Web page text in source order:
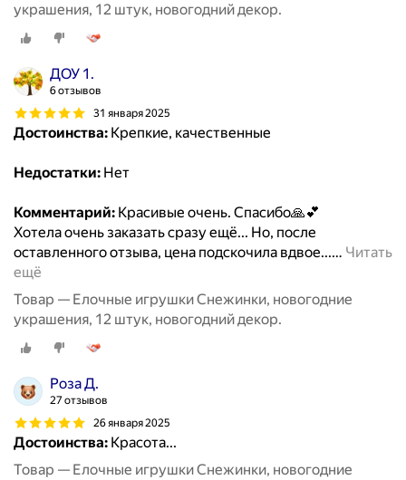
украшения, 12 штук, новогодний декор.
ДОУ 1.
6 отзывов
31 января 2025
Достоинства: Крепкие, качественные
Недостатки: Нет
Комментарий: Красивые очень. Спасибо🙏💕
Хотела очень заказать сразу ещё... Но, после
оставленного отзыва, цена подскочила вдвое...… Читать
ещё
Товар — Елочные игрушки Снежинки, новогодние
украшения, 12 штук, новогодний декор.
Роза Д.
27 отзывов
26 января 2025
Достоинства: Красота...
Товар — Елочные игрушки Снежинки, новогодние